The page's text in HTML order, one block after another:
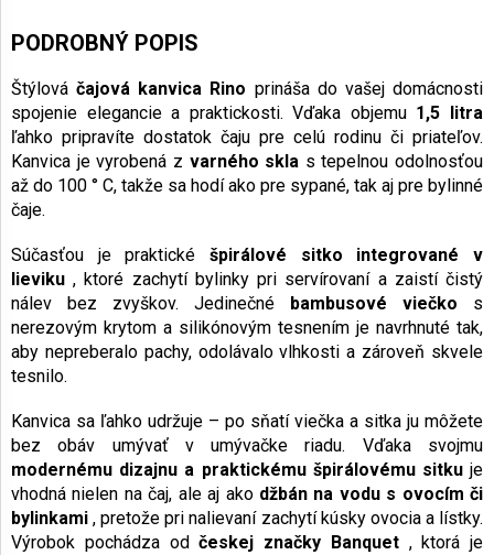
PODROBNÝ POPIS
Štýlováčajová kanvica Rino prináša do vašej domácnosti
spojenie elegancie a praktickosti. Vďaka objemu 1,5 litra
ľahko pripravíte dostatok čaju pre celú rodinu či priateľov.
Kanvica je vyrobená z varného skla s tepelnou odolnosťou
až do 100 ° C, takže sa hodí ako pre sypané, tak aj pre bylinné
čaje.
Súčasťou je praktické špirálové sitko integrované v
lieviku , ktoré zachytí bylinky pri servírovaní a zaistí čistý
nálev bez zvyškov. Jedinečné bambusové viečko s
nerezovým krytom a silikónovým tesnením je navrhnuté tak,
aby nepreberalo pachy, odolávalo vlhkosti a zároveň skvele
tesnilo.
Kanvica sa ľahko udržuje – po sňatí viečka a sitka ju môžete
bez obáv umývať v umývačke riadu. Vďaka svojmu
modernému dizajnu a praktickému špirálovému sitkuje
vhodná nielen na čaj, ale aj ako džbán na vodu s ovocím či
bylinkami , pretože pri nalievaní zachytí kúsky ovocia a lístky.
Výrobok pochádza odčeskej značky Banquet, ktorá je